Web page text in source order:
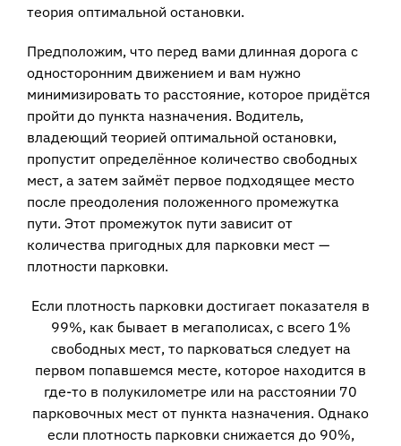
теория оптимальной остановки.
Предположим, что перед вами длинная дорога с
односторонним движением и вам нужно
минимизировать то расстояние, которое придётся
пройти до пункта назначения. Водитель,
владеющий теорией оптимальной остановки,
пропустит определённое количество свободных
мест, а затем займёт первое подходящее место
после преодоления положенного промежутка
пути. Этот промежуток пути зависит от
количества пригодных для парковки мест —
плотности парковки.
Если плотность парковки достигает показателя в
99%, как бывает в мегаполисах, с всего 1%
свободных мест, то парковаться следует на
первом попавшемся месте, которое находится в
где-то в полукилометре или на расстоянии 70
парковочных мест от пункта назначения. Однако
если плотность парковки снижается до 90%,